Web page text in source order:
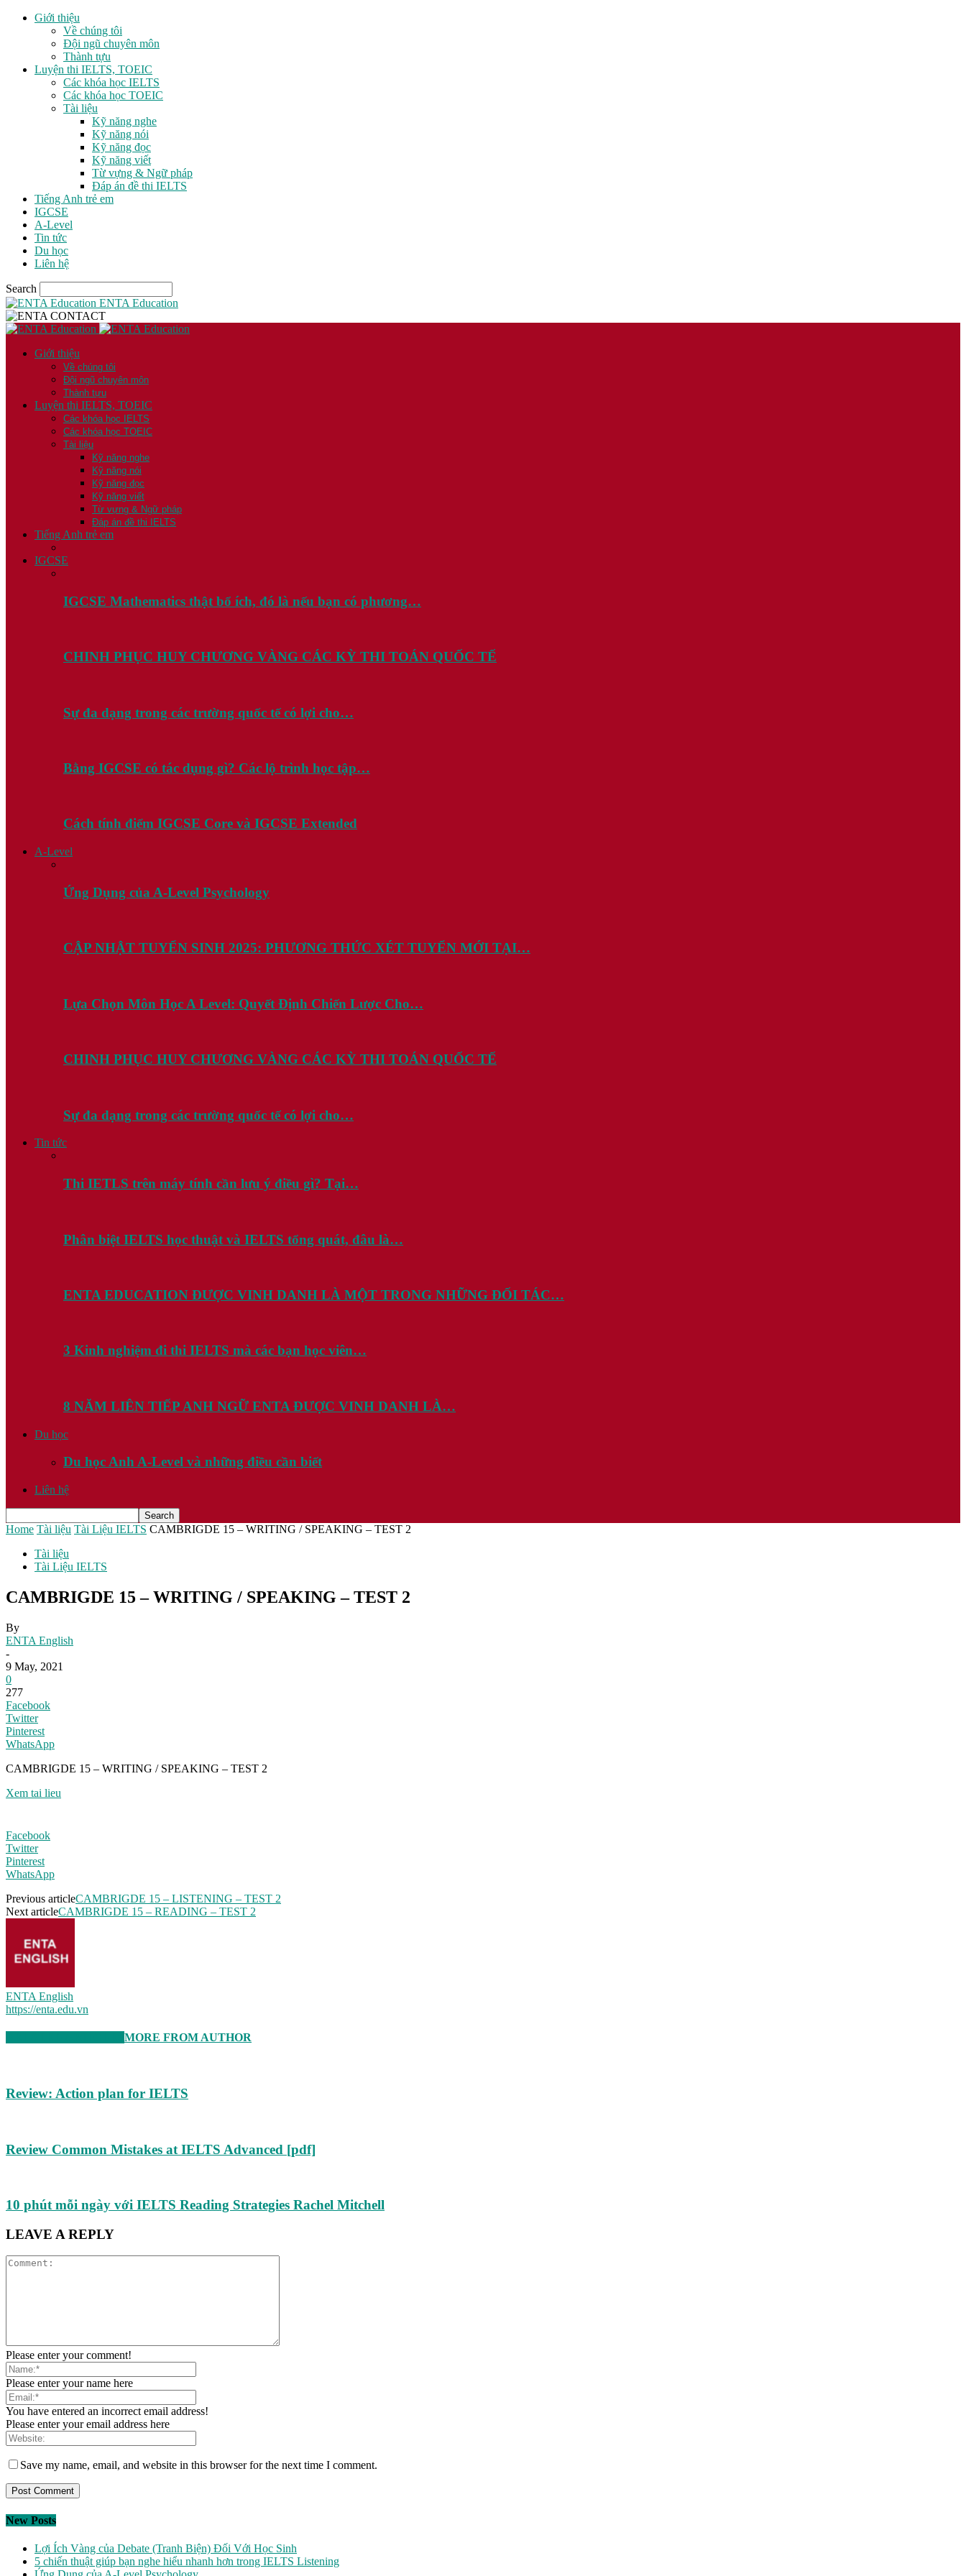
Giới thiệu
Về chúng tôi
Đội ngũ chuyên môn
Thành tựu
Luyện thi IELTS, TOEIC
Các khóa học IELTS
Các khóa học TOEIC
Tài liệu
Kỹ năng nghe
Kỹ năng nói
Kỹ năng đọc
Kỹ năng viết
Từ vựng & Ngữ pháp
Đáp án đề thi IELTS
Tiếng Anh trẻ em
IGCSE
A-Level
Tin tức
Du học
Liên hệ
Search
ENTA Education
Giới thiệu
Về chúng tôi
Đội ngũ chuyên môn
Thành tựu
Luyện thi IELTS, TOEIC
Các khóa học IELTS
Các khóa học TOEIC
Tài liệu
Kỹ năng nghe
Kỹ năng nói
Kỹ năng đọc
Kỹ năng viết
Từ vựng & Ngữ pháp
Đáp án đề thi IELTS
Tiếng Anh trẻ em
IGCSE
IGCSE Mathematics thật bổ ích, đó là nếu bạn có phương…
CHINH PHỤC HUY CHƯƠNG VÀNG CÁC KỲ THI TOÁN QUỐC TẾ
Sự đa dạng trong các trường quốc tế có lợi cho…
Bằng IGCSE có tác dụng gì? Các lộ trình học tập…
Cách tính điểm IGCSE Core và IGCSE Extended
A-Level
Ứng Dụng của A-Level Psychology
CẬP NHẬT TUYỂN SINH 2025: PHƯƠNG THỨC XÉT TUYỂN MỚI TẠI…
Lựa Chọn Môn Học A Level: Quyết Định Chiến Lược Cho…
CHINH PHỤC HUY CHƯƠNG VÀNG CÁC KỲ THI TOÁN QUỐC TẾ
Sự đa dạng trong các trường quốc tế có lợi cho…
Tin tức
Thi IETLS trên máy tính cần lưu ý điều gì? Tại…
Phân biệt IELTS học thuật và IELTS tổng quát, đâu là…
ENTA EDUCATION ĐƯỢC VINH DANH LÀ MỘT TRONG NHỮNG ĐỐI TÁC…
3 Kinh nghiệm đi thi IELTS mà các bạn học viên…
8 NĂM LIÊN TIẾP ANH NGỮ ENTA ĐƯỢC VINH DANH LÀ…
Du học
Du học Anh A-Level và những điều cần biết
Liên hệ
Home Tài liệu Tài Liệu IELTS CAMBRIGDE 15 – WRITING / SPEAKING – TEST 2
Tài liệu
Tài Liệu IELTS
CAMBRIGDE 15 – WRITING / SPEAKING – TEST 2
By
ENTA English
-
9 May, 2021
0
277
Facebook
Twitter
Pinterest
WhatsApp
CAMBRIGDE 15 – WRITING / SPEAKING – TEST 2
Xem tai lieu
Facebook
Twitter
Pinterest
WhatsApp
Previous articleCAMBRIGDE 15 – LISTENING – TEST 2
Next articleCAMBRIGDE 15 – READING – TEST 2
ENTA English
https://enta.edu.vn
MORE FROM AUTHOR
Review: Action plan for IELTS
Review Common Mistakes at IELTS Advanced [pdf]
10 phút mỗi ngày với IELTS Reading Strategies Rachel Mitchell
LEAVE A REPLY
Please enter your comment!
Please enter your name here
You have entered an incorrect email address!
Please enter your email address here
Save my name, email, and website in this browser for the next time I comment.
New Posts
Lợi Ích Vàng của Debate (Tranh Biện) Đối Với Học Sinh
5 chiến thuật giúp bạn nghe hiểu nhanh hơn trong IELTS Listening